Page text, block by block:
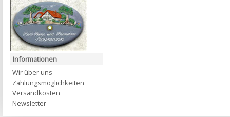
Informationen
Wir über uns
Zahlungsmöglichkeiten
Versandkosten
Newsletter